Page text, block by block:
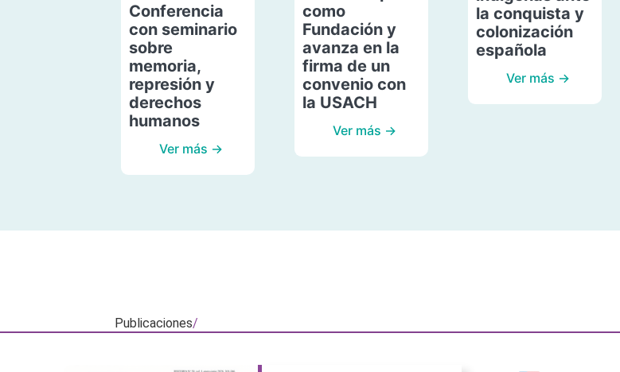
Conferencia
con seminario
sobre
memoria,
represión y
derechos
humanos
Ver más →
como
Fundación y
avanza en la
firma de un
convenio con
la USACH
Ver más →
la conquista y
colonización
española
Ver más →
Publicaciones/